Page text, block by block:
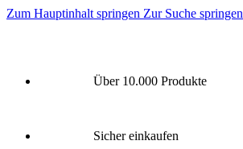
Zum Hauptinhalt springen Zur Suche springen
Über 10.000 Produkte
Sicher einkaufen